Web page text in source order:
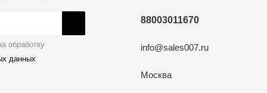
обработку
данных
88003011670
info@sales007.ru
Москва